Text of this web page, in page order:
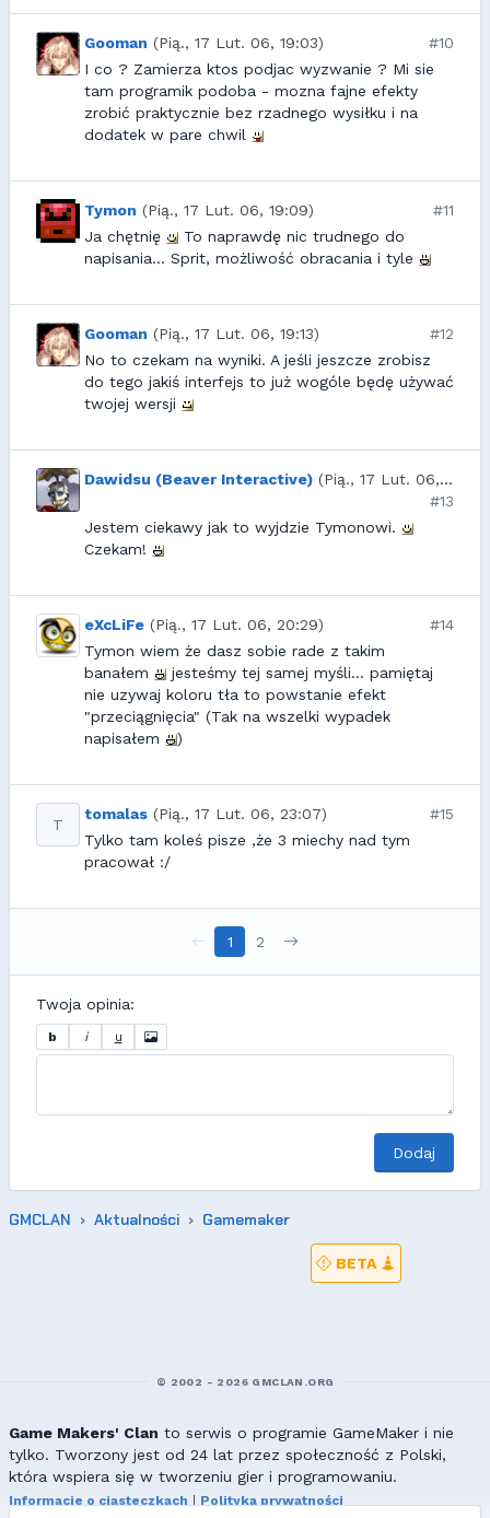
Gooman (Pią., 17 Lut. 06, 19:03)
#10
I co ? Zamierza ktos podjac wyzwanie ? Mi sie
tam programik podoba - mozna fajne efekty
zrobić praktycznie bez rzadnego wysiłku i na
dodatek w pare chwil
Tymon (Pią., 17 Lut. 06, 19:09)
#11
Ja chętnię
To naprawdę nic trudnego do
napisania... Sprit, możliwość obracania i tyle
Gooman (Pią., 17 Lut. 06, 19:13)
#12
No to czekam na wyniki. A jeśli jeszcze zrobisz
do tego jakiś interfejs to już wogóle będę używać
twojej wersji
Dawidsu (Beaver Interactive) (Pią., 17 Lut. 06, 20:06)
#13
Jestem ciekawy jak to wyjdzie Tymonowi.
Czekam!
eXcLiFe (Pią., 17 Lut. 06, 20:29)
#14
Tymon wiem że dasz sobie rade z takim
banałem
jesteśmy tej samej myśli... pamiętaj
nie uzywaj koloru tła to powstanie efekt
"przeciągnięcia" (Tak na wszelki wypadek
napisałem
)
T
tomalas (Pią., 17 Lut. 06, 23:07)
#15
Tylko tam koleś pisze ,że 3 miechy nad tym
pracował :/
1 2
Twoja opinia:
b i u
Dodaj
GMCLAN Aktualności Gamemaker
BETA
© 2002 - 2026 GMCLAN.ORG
Game Makers' Clan to serwis o programie GameMaker i nie
tylko. Tworzony jest od 24 lat przez społeczność z Polski,
która wspiera się w tworzeniu gier i programowaniu.
Informacje o ciasteczkach
Polityka prywatności